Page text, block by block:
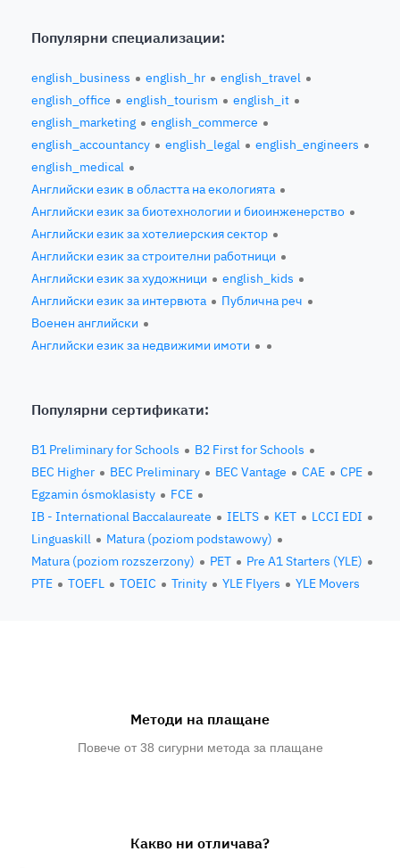
Популярни специализации:
english_business english_hr
english_travel
english_office
english_tourism
english_it
english_marketing
english_commerce
english_accountancy
english_legal
english_engineers
english_medical
Английски език в областта на екологията
Английски език за биотехнологии и биоинженерство
Английски език за хотелиерския сектор
Английски език за строителни работници
Английски език за художници
english_kids
Английски език за интервюта
Публична реч
Военен английски
Английски език за недвижими имоти
Популярни сертификати:
B1 Preliminary for Schools
B2 First for Schools
BEC Higher
BEC Preliminary BEC Vantage CAE
CPE
Egzamin ósmoklasisty
FCE
IB - International Baccalaureate
IELTS KET
LCCI EDI
Linguaskill
Matura (poziom podstawowy)
Matura (poziom rozszerzony)
PET
Pre A1 Starters (YLE)
PTE
TOEFL TOEIC Trinity YLE Flyers YLE Movers
Методи на плащане
Повече от 38 сигурни метода за плащане
Какво ни отличава?